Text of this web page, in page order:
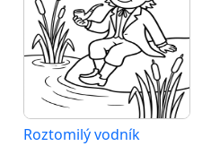
Roztomilý vodník